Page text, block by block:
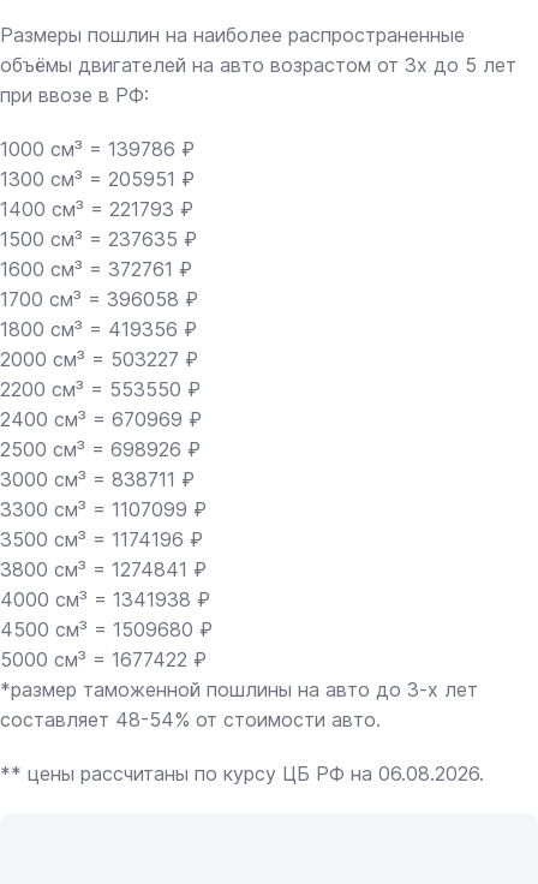
Размеры пошлин на наиболее распространенные
объёмы двигателей на авто возрастом от 3х до 5 лет
при ввозе в РФ:
1000 см³ = 139786 ₽
1300 см³ = 205951 ₽
1400 см³ = 221793 ₽
1500 см³ = 237635 ₽
1600 см³ = 372761 ₽
1700 см³ = 396058 ₽
1800 см³ = 419356 ₽
2000 см³ = 503227 ₽
2200 см³ = 553550 ₽
2400 см³ = 670969 ₽
2500 см³ = 698926 ₽
3000 см³ = 838711 ₽
3300 см³ = 1107099 ₽
3500 см³ = 1174196 ₽
3800 см³ = 1274841 ₽
4000 см³ = 1341938 ₽
4500 см³ = 1509680 ₽
5000 см³ = 1677422 ₽
*размер таможенной пошлины на авто до 3-х лет
составляет 48-54% от стоимости авто.
** цены рассчитаны по курсу ЦБ РФ на 06.08.2026.